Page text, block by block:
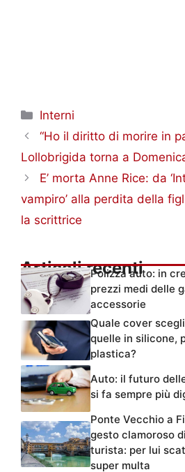
Categorie
Interni
“Ho il diritto di morire in
Lollobrigida torna a
E’ morta Anne Rice: da
vampiro’ alla perdita della
la scrittrice
Articoli recenti
Polizza auto: in
prezzi medi delle
accessorie
Quale cover
quelle in silicone,
plastica?
Auto: il futuro
si fa sempre più
Ponte Vecchio a
gesto clamoroso
turista: per lui
super multa